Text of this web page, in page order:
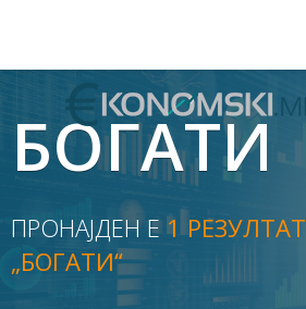
АКТУЕЛНО
ЕКОНОМИЈА
ФИНАНСИИ
БАНКАРСТВО
БОГАТИ
ПРОНАЈДЕН Е1 РЕЗУЛТАТ
„БОГАТИ“